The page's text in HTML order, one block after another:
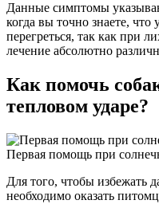
Данные симптомы
когда вы точно знаете,
перегреться, так как при
лечение абсолютно
Как помочь
тепловом ударе?
Первая помощь при
Для того, чтобы избежать
необходимо оказать